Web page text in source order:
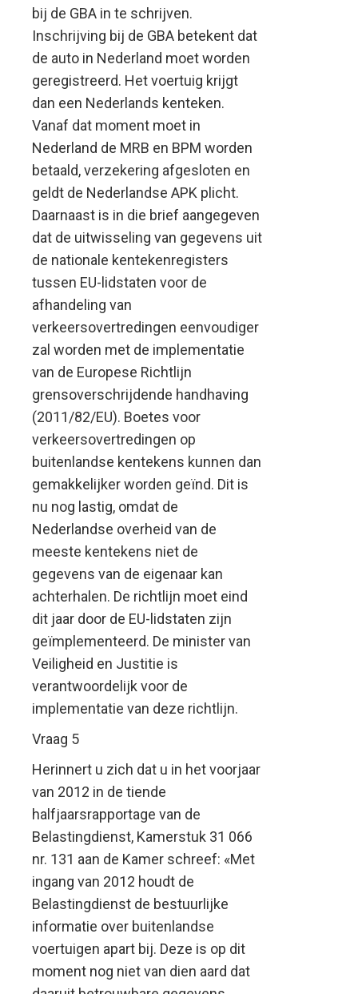
bij de GBA in te schrijven.
Inschrijving bij de GBA betekent dat
de auto in Nederland moet worden
geregistreerd. Het voertuig krijgt
dan een Nederlands kenteken.
Vanaf dat moment moet in
Nederland de MRB en BPM worden
betaald, verzekering afgesloten en
geldt de Nederlandse APK plicht.
Daarnaast is in die brief aangegeven
dat de uitwisseling van gegevens uit
de nationale kentekenregisters
tussen EU-lidstaten voor de
afhandeling van
verkeersovertredingen eenvoudiger
zal worden met de implementatie
van de Europese Richtlijn
grensoverschrijdende handhaving
(2011/82/EU). Boetes voor
verkeersovertredingen op
buitenlandse kentekens kunnen dan
gemakkelijker worden geïnd. Dit is
nu nog lastig, omdat de
Nederlandse overheid van de
meeste kentekens niet de
gegevens van de eigenaar kan
achterhalen. De richtlijn moet eind
dit jaar door de EU-lidstaten zijn
geïmplementeerd. De minister van
Veiligheid en Justitie is
verantwoordelijk voor de
implementatie van deze richtlijn.
Vraag 5
Herinnert u zich dat u in het voorjaar
van 2012 in de tiende
halfjaarsrapportage van de
Belastingdienst, Kamerstuk 31 066
nr. 131 aan de Kamer schreef: «Met
ingang van 2012 houdt de
Belastingdienst de bestuurlijke
informatie over buitenlandse
voertuigen apart bij. Deze is op dit
moment nog niet van dien aard dat